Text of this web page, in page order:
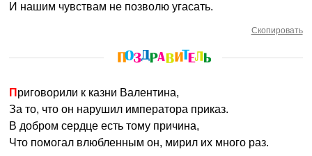
И нашим чувствам не позволю угасать.
Скопировать
Приговорили к казни Валентина,
За то, что он нарушил императора приказ.
В добром сердце есть тому причина,
Что помогал влюбленным он, мирил их много раз.